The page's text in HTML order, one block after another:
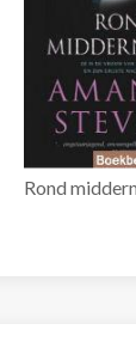
Rond